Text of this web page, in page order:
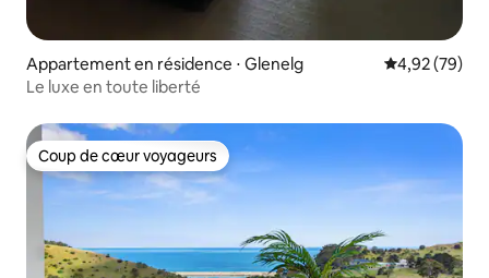
Appartement en résidence ⋅ Glenelg Évaluation
4,92 (79)
Le luxe en toute liberté
Coup de cœur voyageurs
Coup de cœur voyageurs